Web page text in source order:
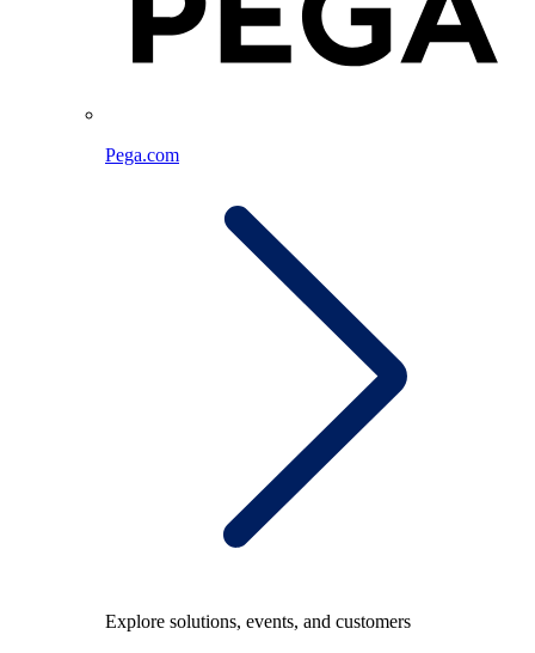
Pega.com
Explore solutions, events, and customers